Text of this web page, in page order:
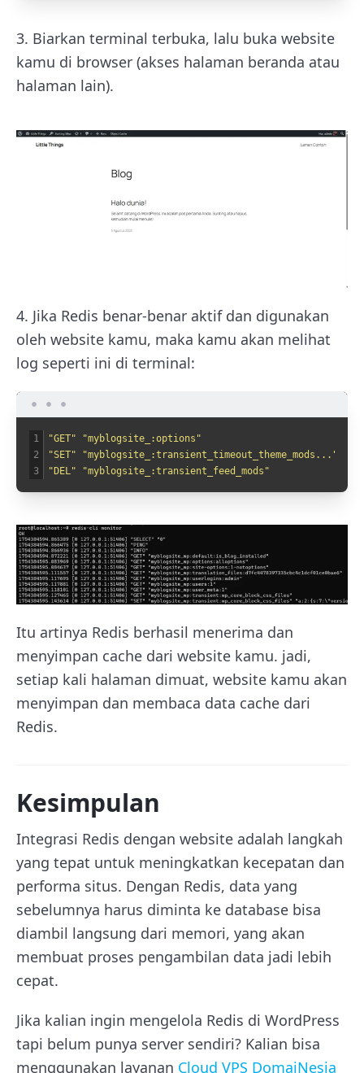
3. Biarkan terminal terbuka, lalu buka website
kamu di browser (akses halaman beranda atau
halaman lain).
4. Jika Redis benar-benar aktif dan digunakan
oleh website kamu, maka kamu akan melihat
log seperti ini di terminal:
1
2
3
"GET"
"myblogsite_:options"
"SET"
"myblogsite_:transient_timeout_theme_mods..."
"DEL"
"myblogsite_:transient_feed_mods"
Itu artinya Redis berhasil menerima dan
menyimpan cache dari website kamu. jadi,
setiap kali halaman dimuat, website kamu akan
menyimpan dan membaca data cache dari
Redis.
Kesimpulan
Integrasi Redis dengan website adalah langkah
yang tepat untuk meningkatkan kecepatan dan
performa situs. Dengan Redis, data yang
sebelumnya harus diminta ke database bisa
diambil langsung dari memori, yang akan
membuat proses pengambilan data jadi lebih
cepat.
Jika kalian ingin mengelola Redis di WordPress
tapi belum punya server sendiri? Kalian bisa
menggunakan layanan Cloud VPS DomaiNesia